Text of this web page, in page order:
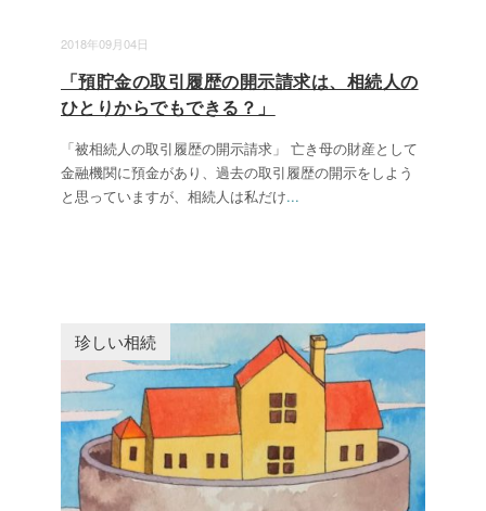
2018年09月04日
「預貯金の取引履歴の開示請求は、相続人の
ひとりからでもできる？」
「被相続人の取引履歴の開示請求」 亡き母の財産として
金融機関に預金があり、過去の取引履歴の開示をしよう
と思っていますが、相続人は私だけ...
珍しい相続